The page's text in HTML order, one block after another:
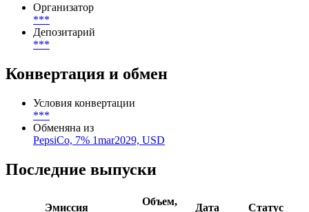
Организатор
***
Депозитарий
***
Конвертация и обмен
Условия конвертации
***
Обменяна из
PepsiCo, 7% 1mar2029, USD
Последние выпуски
Эмиссия
Объем,
Дата
Статус